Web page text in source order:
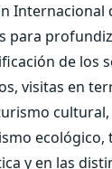
Internacional
para
de los
visitas en
ecológico,
y en las